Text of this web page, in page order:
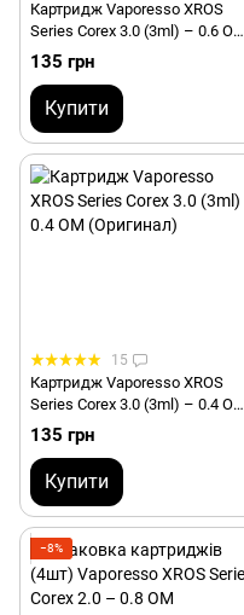
Картридж Vaporesso XROS
Series Corex 3.0 (3ml) – 0.6 ОМ
(Оригінал)
135 грн
Купити
15
Картридж Vaporesso XROS
Series Corex 3.0 (3ml) – 0.4 ОМ
(Оригінал)
135 грн
Купити
−8%